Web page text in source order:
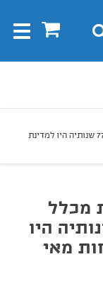
0
סקר אפריל 2025: כמחצית מכלל הציבור מאמינים שב-77 שנותיה היו למדינת
מכלל
מאמינים שב-77 שנותיה היו
מאי